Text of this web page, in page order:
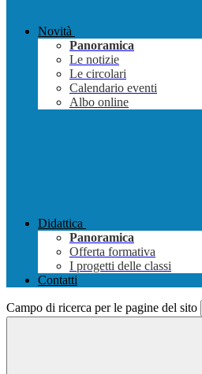
Novità
Panoramica
Le notizie
Le circolari
Calendario eventi
Albo online
Didattica
Panoramica
Offerta formativa
I progetti delle classi
Contatti
Campo di ricerca per le pagine del sito